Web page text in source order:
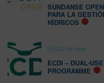
SUNDANSE
PARA LA
HÍDRICOS
AGO 06 2026
ECDI – DUAL-
PROGRAMME